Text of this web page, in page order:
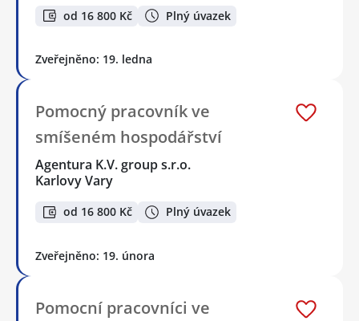
od 16 800 Kč Plný úvazek
Zveřejněno: 19. ledna
Pomocný pracovník ve
smíšeném hospodářství
Agentura K.V. group s.r.o.
Karlovy Vary
od 16 800 Kč Plný úvazek
Zveřejněno: 19. února
Pomocní pracovníci ve